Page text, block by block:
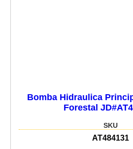
Bomba Hidraulica
Forestal
SKU
AT484131